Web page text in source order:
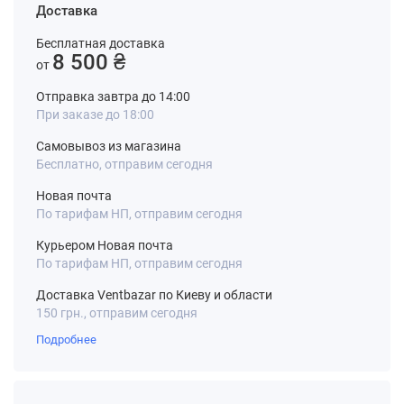
Доставка
Бесплатная доставка
от 8 500 ₴
Отправка завтра до 14:00
При заказе до 18:00
Самовывоз из магазина
Бесплатно, отправим сегодня
Новая почта
По тарифам НП, отправим сегодня
Курьером Новая почта
По тарифам НП, отправим сегодня
Доставка Ventbazar по Киеву и области
150 грн., отправим сегодня
Подробнее